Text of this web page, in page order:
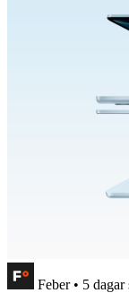
Feber • 5 dagar